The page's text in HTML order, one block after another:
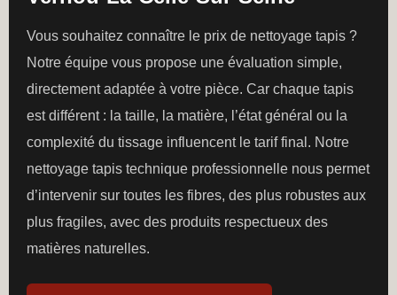
Vous souhaitez connaître le prix de nettoyage tapis ?
Notre équipe vous propose une évaluation simple,
directement adaptée à votre pièce. Car chaque tapis
est différent : la taille, la matière, l’état général ou la
complexité du tissage influencent le tarif final. Notre
nettoyage tapis technique professionnelle nous permet
d’intervenir sur toutes les fibres, des plus robustes aux
plus fragiles, avec des produits respectueux des
matières naturelles.